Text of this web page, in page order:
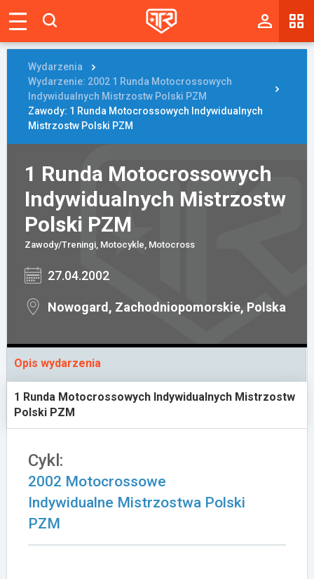
Tablica
Wyniki
Blogi
Wydarzenia
Giełda
Ranking
Zaloguj się
Wydarzenia
Wydarzenie: 2002 1 Runda Motocrossowych
Indywidualnych Mistrzostw Polski PZM
Zawody: 1 Runda Motocrossowych Indywidualnych
Mistrzostw Polski PZM
1 Runda Motocrossowych
Indywidualnych Mistrzostw
Polski PZM
Zawody/Treningi, Motocykle, Motocross
27.04.2002
Nowogard, Zachodniopomorskie, Polska
Opis wydarzenia
1 Runda Motocrossowych Indywidualnych Mistrzostw
Polski PZM
Cykl:
2002 Motocrossowe
Indywidualne Mistrzostwa Polski
PZM